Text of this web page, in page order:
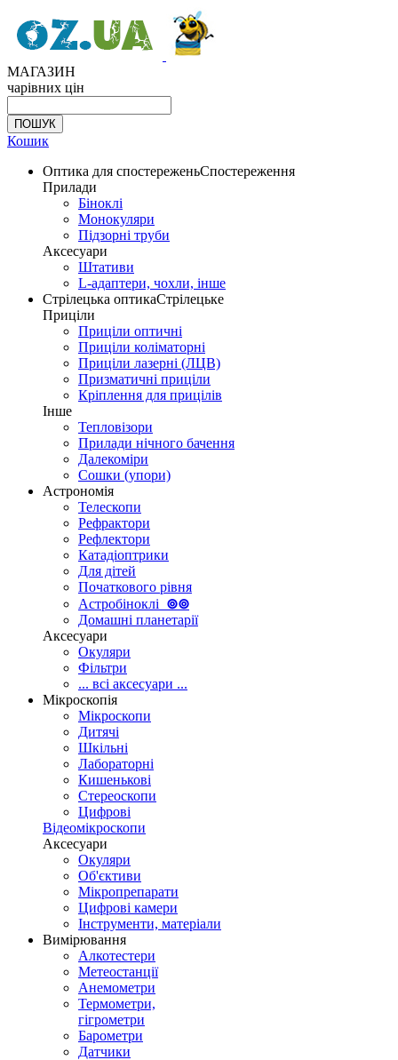
МАГАЗИН
чарівних цін
Кошик
Оптика для спостереженьСпостереження
Прилади
Біноклі
Монокуляри
Підзорні труби
Аксесуари
Штативи
L-адаптери, чохли, інше
Стрілецька оптикаСтрілецьке
Приціли
Приціли оптичні
Приціли коліматорні
Приціли лазерні (ЛЦВ)
Призматичні приціли
Кріплення для прицілів
Інше
Тепловізори
Прилади нічного бачення
Далекоміри
Сошки (упори)
Астрономія
Телескопи
Рефрактори
Рефлектори
Катадіоптрики
Для дітей
Початкового рівня
Астробіноклі ⊚⊚
Домашні планетарії
Аксесуари
Окуляри
Фільтри
... всі аксесуари ...
Мікроскопія
Мікроскопи
Дитячі
Шкільні
Лабораторні
Кишенькові
Стереоскопи
Цифрові
Відеомікроскопи
Аксесуари
Окуляри
Об'єктиви
Мікропрепарати
Цифрові камери
Інструменти, матеріали
Вимірювання
Алкотестери
Метеостанції
Анемометри
Термометри,
гігрометри
Барометри
Датчики